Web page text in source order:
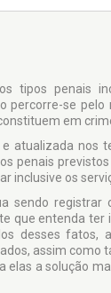
tipos penais
percorre-se
em
atualizada nos
penais
inclusive os
sendo
que entenda
desses fatos,
assim
a solução